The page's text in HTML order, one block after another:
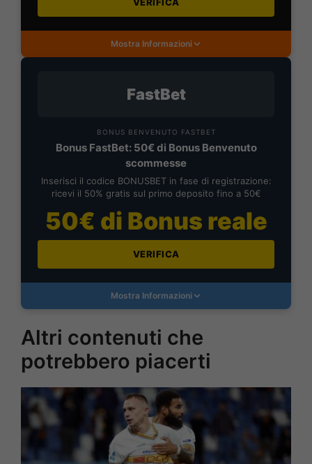
Mostra Informazioni
FastBet
BONUS BENVENUTO FASTBET
Bonus FastBet: 50€ di Bonus Benvenuto
scommesse
Inserisci il codice BONUSBET in fase di registrazione:
ricevi il 50% gratis sul primo deposito fino a 50€
50€ di Bonus reale
VERIFICA
Mostra Informazioni
Altri contenuti che
potrebbero piacerti